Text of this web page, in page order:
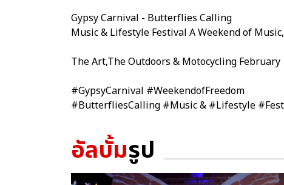
Gypsy Carnival - Butterflies Calling
Music & Lifestyle Festival A Weekend of Music,
The Art,The Outdoors & Motocycling
#GypsyCarnival #WeekendofFreedom
#ButterfliesCalling #Music & #Lifestyle
อัลบั้มรูป